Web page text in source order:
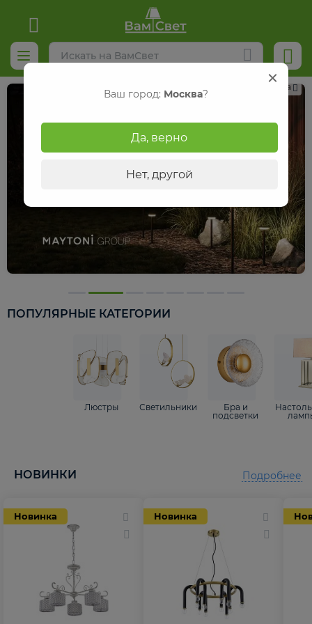
Реклама
ПОПУЛЯРНЫЕ КАТЕГОРИИ
Люстры Светильники
Бра и
подсветки
НОВИНКИ
Новинка Новинка
Подробнее
Ваш город: Москва?
Да, верно
Нет, другой